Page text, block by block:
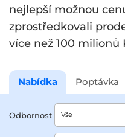
nejlepší možnou
zprostředkovali
více než 100 milionů
Nabídka Poptávka
Odbornost Vše